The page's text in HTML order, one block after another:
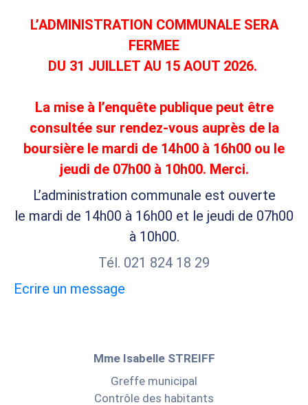
L’ADMINISTRATION COMMUNALE SERA
FERMEE
DU 31 JUILLET AU 15 AOUT 2026.
La mise à l’enquête publique peut être
consultée sur rendez-vous auprès de la
boursière le mardi de 14h00 à 16h00 ou le
jeudi de 07h00 à 10h00. Merci.
L’administration communale est ouverte
le mardi de 14h00 à 16h00 et le jeudi de 07h00
à 10h00.
Tél. 021 824 18 29
Ecrire un message
Mme Isabelle STREIFF
Greffe municipal
Contrôle des habitants